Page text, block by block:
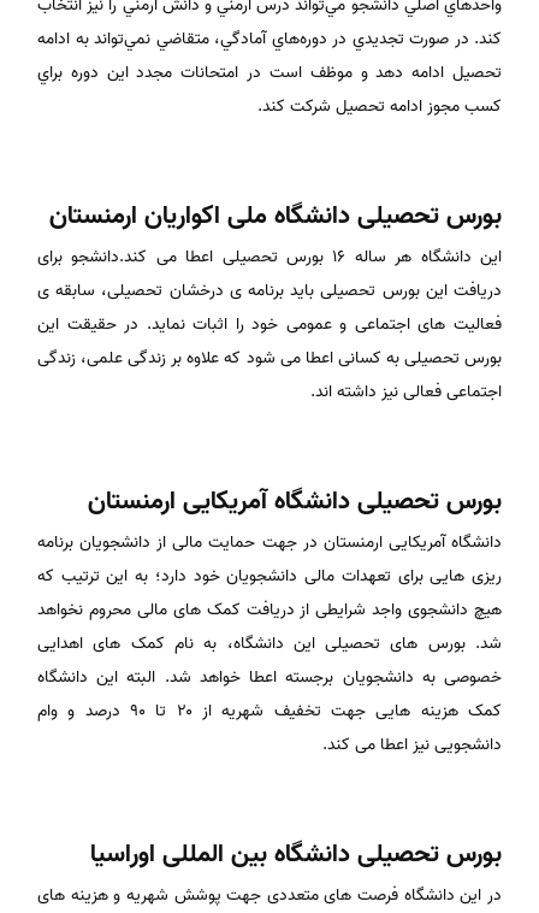
كند. در صورت تجديدي در دوره‌هاي آمادگي، متقاضي نمي‌تواند به ادامه
تحصيل ادامه دهد و موظف است در امتحانات مجدد اين دوره براي
كسب مجوز ادامه تحصيل شركت كند.
بورس تحصیلی دانشگاه ملی اکواریان ارمنستان
این دانشگاه هر ساله ۱۶ بورس تحصیلی اعطا می کند.دانشجو برای
دریافت این بورس تحصیلی باید برنامه ی درخشان تحصیلی، سابقه ی
فعالیت های اجتماعی و عمومی خود را اثبات نماید. در حقیقت این
بورس تحصیلی به کسانی اعطا می شود که علاوه بر زندگی علمی، زندگی
اجتماعی فعالی نیز داشته اند.
بورس تحصیلی دانشگاه آمریکایی ارمنستان
دانشگاه آمریکایی ارمنستان در جهت حمایت مالی از دانشجویان برنامه
ریزی هایی برای تعهدات مالی دانشجویان خود دارد؛ به این ترتیب که
هیچ دانشجوی واجد شرایطی از دریافت کمک های مالی محروم نخواهد
شد. بورس های تحصیلی این دانشگاه، به نام کمک های اهدایی
خصوصی به دانشجویان برجسته اعطا خواهد شد. البته این دانشگاه
کمک هزینه هایی جهت تخفیف شهریه از ۲۰ تا ۹۰ درصد و وام
دانشجویی نیز اعطا می کند.
بورس تحصیلی دانشگاه بین المللی اوراسیا
در این دانشگاه فرصت های متعددی جهت پوشش شهریه و هزینه های